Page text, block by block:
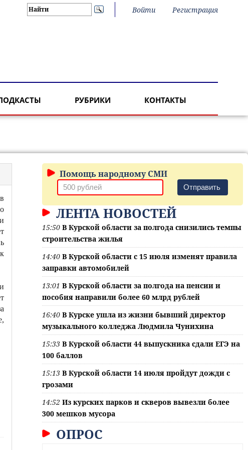
Войти Регистрация
РУБРИКИ КОНТАКТЫ
Помощь народному СМИ
Отправить
ЛЕНТА НОВОСТЕЙ
15:50 В Курской области за полгода снизились темпы
строительства жилья
14:40 В Курской области с 15 июля изменят правила
заправки автомобилей
13:01 В Курской области за полгода на пенсии и
пособия направили более 60 млрд рублей
16:40 В Курске ушла из жизни бывший директор
музыкального колледжа Людмила Чунихина
15:33 В Курской области 44 выпускника сдали ЕГЭ на
100 баллов
15:13 В Курской области 14 июля пройдут дожди с
грозами
14:52 Из курских парков и скверов вывезли более
300 мешков мусора
ОПРОС